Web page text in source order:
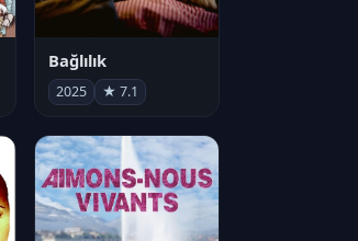
Bağlılık
2025 ★ 7.1